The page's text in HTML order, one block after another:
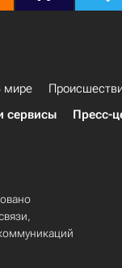
мире
сервисы Пресс-